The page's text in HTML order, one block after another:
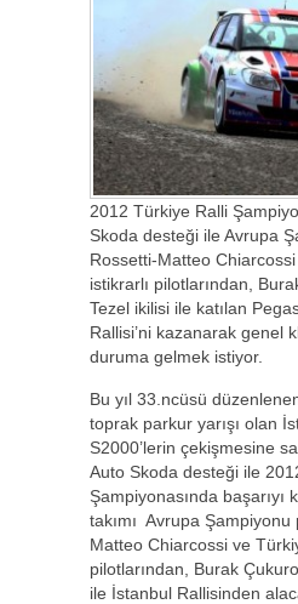
2012 Türkiye Ralli
Skoda desteği ile Avrupa
Rossetti-Matteo
istikrarlı pilotlarından,
Tezel ikilisi ile katılan
Rallisi’ni kazanarak genel
duruma gelmek istiyor.
Bu yıl 33.ncüsü
toprak parkur yarışı olan
S2000’lerin çekişmesine
Auto Skoda desteği ile
Şampiyonasında başarıyı
takımı Avrupa
Matteo Chiarcossi ve
pilotlarından, Burak
ile İstanbul Rallisinden